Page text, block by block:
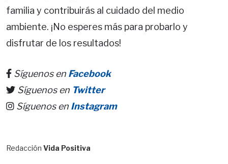
familia y contribuirás al cuidado del medio
ambiente. ¡No esperes más para probarlo y
disfrutar de los resultados!
Síguenos en Facebook
Síguenos en Twitter
Síguenos en Instagram
Redacción Vida Positiva